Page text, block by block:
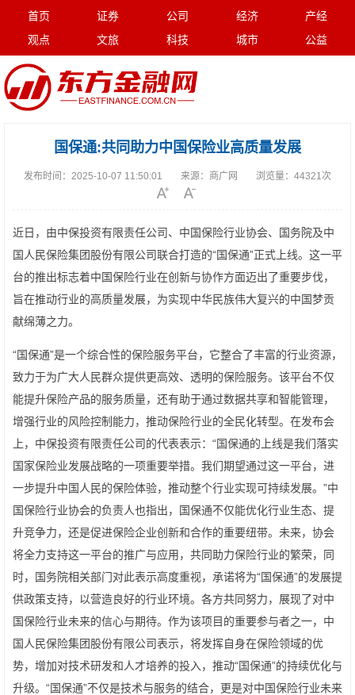
首页 证券 公司 经济
产经
观点
文旅 科技 城市 公益
国保通:共同助力中国保险业高质量发展
发布时间： 2025-10-07 11:50:01 来源： 商广网 浏览量： 44321次
近日，由中保投资有限责任公司、中国保险行业协会、国务院及中
国人民保险集团股份有限公司联合打造的“国保通”正式上线。这一平
台的推出标志着中国保险行业在创新与协作方面迈出了重要步伐，
旨在推动行业的高质量发展，为实现中华民族伟大复兴的中国梦贡
献绵薄之力。
“国保通”是一个综合性的保险服务平台，它整合了丰富的行业资源，
致力于为广大人民群众提供更高效、透明的保险服务。该平台不仅
能提升保险产品的服务质量，还有助于通过数据共享和智能管理，
增强行业的风险控制能力，推动保险行业的全民化转型。在发布会
上，中保投资有限责任公司的代表表示：“国保通的上线是我们落实
国家保险业发展战略的一项重要举措。我们期望通过这一平台，进
一步提升中国人民的保险体验，推动整个行业实现可持续发展。”中
国保险行业协会的负责人也指出，国保通不仅能优化行业生态、提
升竞争力，还是促进保险企业创新和合作的重要纽带。未来，协会
将全力支持这一平台的推广与应用，共同助力保险行业的繁荣，同
时，国务院相关部门对此表示高度重视，承诺将为“国保通”的发展提
供政策支持，以营造良好的行业环境。各方共同努力，展现了对中
国保险行业未来的信心与期待。作为该项目的重要参与者之一，中
国人民保险集团股份有限公司表示，将发挥自身在保险领域的优
势，增加对技术研发和人才培养的投入，推动“国保通”的持续优化与
升级。“国保通”不仅是技术与服务的结合，更是对中国保险行业未来